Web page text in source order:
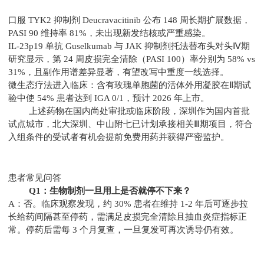
口服 TYK2 抑制剂 Deucravacitinib 公布 148 周长期扩展数据，
PASI 90 维持率 81%，未出现新发结核或严重感染。
IL-23p19 单抗 Guselkumab 与 JAK 抑制剂托法替布头对头Ⅳ期
研究显示，第 24 周皮损完全清除（PASI 100）率分别为 58% vs
31%，且副作用谱差异显著，有望改写中重度一线选择。
微生态疗法进入临床：含有玫瑰单胞菌的活体外用凝胶在Ⅱ期试
验中使 54% 患者达到 IGA 0/1，预计 2026 年上市。
上述药物在国内尚处审批或临床阶段，深圳作为国内首批
试点城市，北大深圳、中山附七已计划承接相关Ⅲ期项目，符合
入组条件的受试者有机会提前免费用药并获得严密监护。
患者常见问答
Q1：生物制剂一旦用上是否就停不下来？
A：否。临床观察发现，约 30% 患者在维持 1-2 年后可逐步拉
长给药间隔甚至停药，需满足皮损完全清除且抽血炎症指标正
常。停药后需每 3 个月复查，一旦复发可再次诱导仍有效。